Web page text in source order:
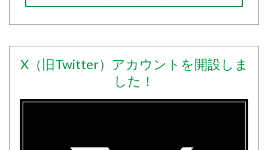
X（旧Twitter）アカウントを開設しま
した！